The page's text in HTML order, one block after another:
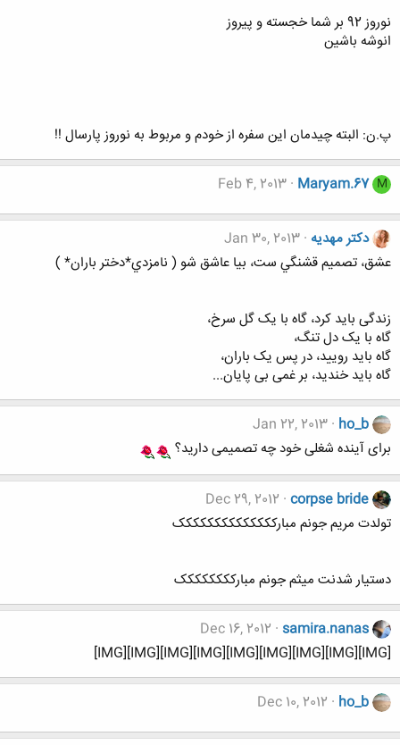
نوروز 92 بر شما خجسته و پیروز
انوشه باشین
پ.ن: البته چیدمان این سفره از خودم و مربوط به نوروز پارسال !!
M
Maryam.67
Feb 4, 2013
دکتر مهدیه Jan 30, 2013
عشق، تصميم قشنگي ست، بيا عاشق شو ( نامزدي*دختر باران* )
زندگی باید کرد، گاه با یک گل سرخ،
گاه با یک دل تنگ،
گاه باید رویید، در پس یک باران،
گاه باید خندید، بر غمی بی پایان...
ho_b
Jan 22, 2013
برای آینده شغلی خود چه تصمیمی دارید؟
corpse bride
Dec 29, 2012
تولدت مریم جونم مبارکککککککککککککک
دستیار شدنت میثم جونم مبارکککککککک
samira.nanas
Dec 16, 2012
[IMG][IMG][IMG][IMG][IMG][IMG][IMG][IMG][IMG]
ho_b
Dec 10, 2012